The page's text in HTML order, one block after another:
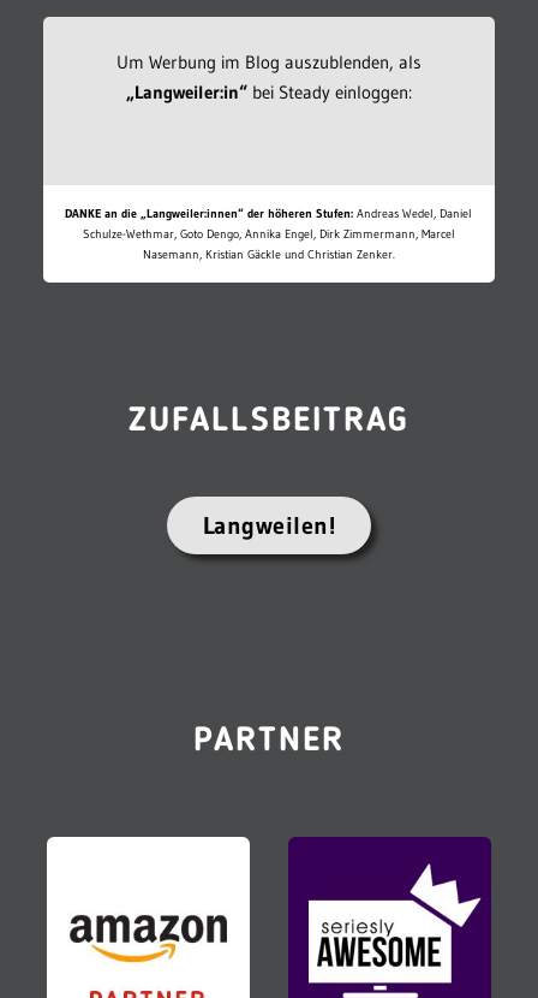
Um Werbung im Blog auszublenden, als
„Langweiler:in“bei Steady einloggen:
DANKE an die „Langweiler:innen“ der höheren Stufen: Andreas Wedel, Daniel
Schulze-Wethmar, Goto Dengo, Annika Engel, Dirk Zimmermann, Marcel
Nasemann, Kristian Gäckle und Christian Zenker.
ZUFALLSBEITRAG
Langweilen!
PARTNER